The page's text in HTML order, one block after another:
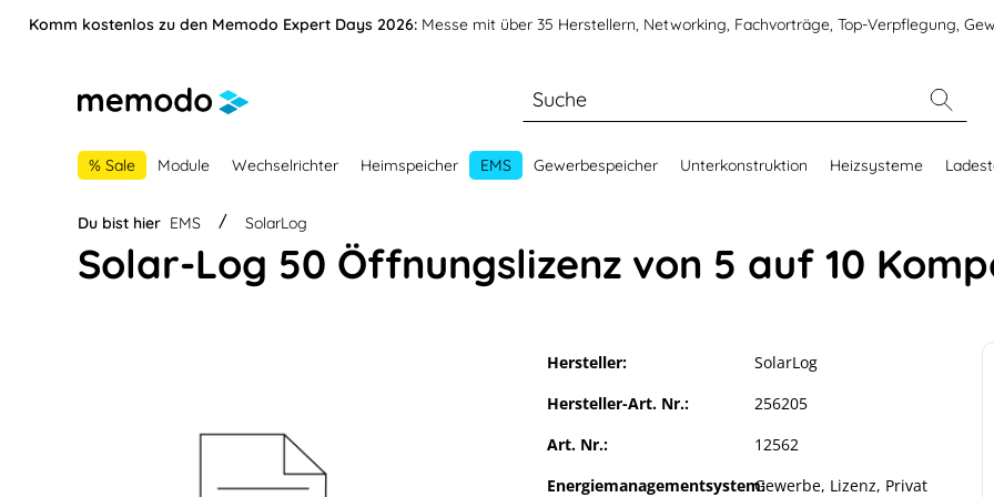
springen Zur Navigation der B2B-Plattform springen
Komm kostenlos zu den Memodo Expert Days 2026: Messe mit über 35 Herstellern, Networking, Fachvorträge, Top-Verpflegung,
% Sale Module Wechselrichter Heimspeicher EMS Gewerbespeicher Unterkonstruktion Heizsysteme
Du bist hier EMS SolarLog
Solar-Log 50 Öffnungslizenz von 5 auf 10
Hersteller:
SolarLog
Hersteller-Art. Nr.:
256205
Art. Nr.:
12562
Energiemanagementsystem:Gewerbe, Lizenz, Privat